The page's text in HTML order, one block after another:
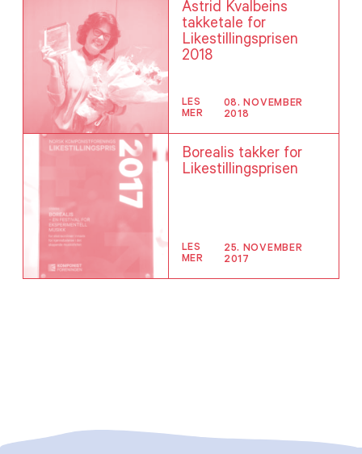
Astrid Kvalbeins
takketale for
Likestillingsprisen
2018
LES
MER
08. NOVEMBER
2018
Borealis takker for
Likestillingsprisen
LES
MER
25. NOVEMBER
2017